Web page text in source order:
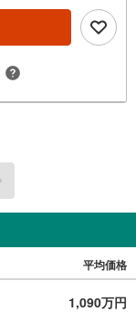
平均価格
1,090万円